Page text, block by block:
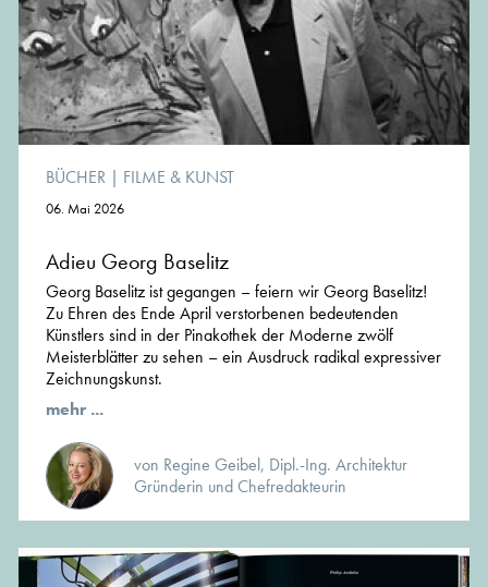
BÜCHER | FILME & KUNST
06. Mai 2026
Adieu Georg Baselitz
Georg Baselitz ist gegangen – feiern wir Georg Baselitz!
Zu Ehren des Ende April verstorbenen bedeutenden
Künstlers sind in der Pinakothek der Moderne zwölf
Meisterblätter zu sehen – ein Ausdruck radikal expressiver
Zeichnungskunst.
mehr ...
von Regine Geibel, Dipl.-Ing. Architektur
Gründerin und Chefredakteurin